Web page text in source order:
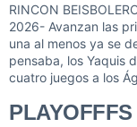
RINCON
2026- Avanzan las
una al menos ya se
pensaba, los Yaquis
cuatro juegos a los